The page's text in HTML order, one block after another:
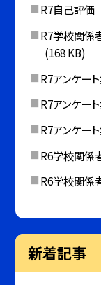
R7自己評価
R7学校関係
(168 KB)
R7アンケー
R7アンケー
R7アンケー
R6学校関係
R6学校関係
新着記事